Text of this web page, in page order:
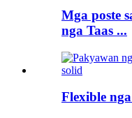
Mga poste
nga Taas ...
Flexible